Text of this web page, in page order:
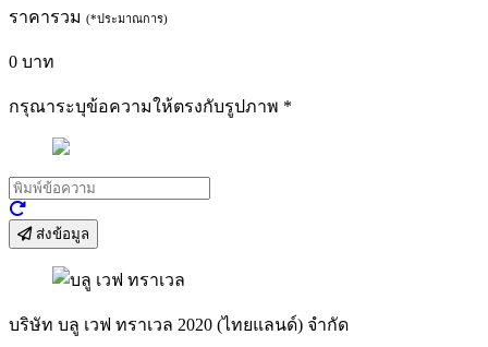
ราคารวม (*ประมาณการ)
0 บาท
กรุณาระบุข้อความให้ตรงกับรูปภาพ *
ส่งข้อมูล
บริษัท บลู เวฟ ทราเวล 2020 (ไทยแลนด์) จำกัด